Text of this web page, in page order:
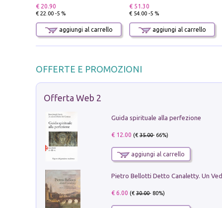
€ 20.90
€ 22.00 -5 %
aggiungi al carrello
€ 51.30
€ 54.00 -5 %
aggiungi al carrello
OFFERTE E PROMOZIONI
Offerta Web 2
Guida spirituale alla perfezione
€ 12.00 (€35.00- 66%)
aggiungi al carrello
€ 6.00 (€30.00- 80%)